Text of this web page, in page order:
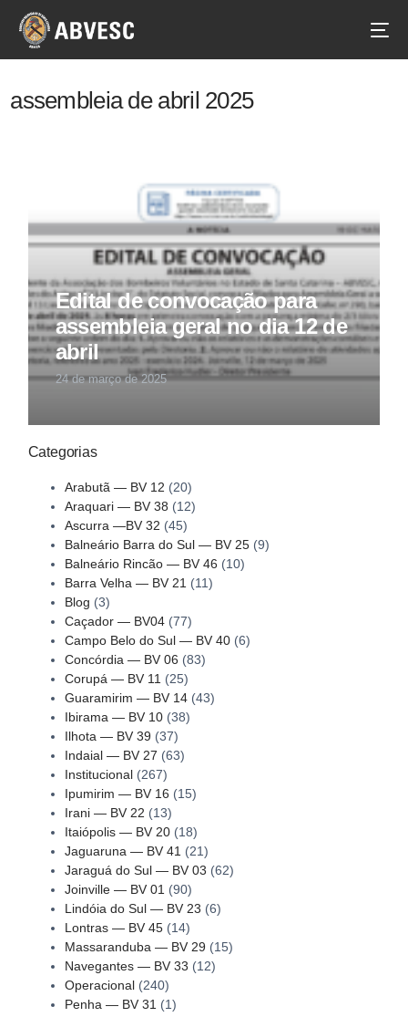
assembleia de abril 2025
Edital de convocação para
assembleia geral no dia 12 de
abril
24 de março de 2025
Categorias
Arabutã — BV 12 (20)
Araquari — BV 38 (12)
Ascurra —BV 32 (45)
Balneário Barra do Sul — BV 25(9)
Balneário Rincão — BV 46 (10)
Barra Velha — BV 21 (11)
Blog (3)
Caçador — BV04(77)
Campo Belo do Sul — BV 40(6)
Concórdia — BV 06 (83)
Corupá — BV 11 (25)
Guaramirim — BV 14(43)
Ibirama — BV 10(38)
Ilhota — BV 39 (37)
Indaial — BV 27 (63)
Institucional(267)
Ipumirim — BV 16 (15)
Irani — BV 22 (13)
Itaiópolis — BV 20(18)
Jaguaruna — BV 41 (21)
Jaraguá do Sul — BV 03 (62)
Joinville — BV 01 (90)
Lindóia do Sul — BV 23 (6)
Lontras — BV 45(14)
Massaranduba — BV 29 (15)
Navegantes — BV 33 (12)
Operacional(240)
Penha — BV 31 (1)